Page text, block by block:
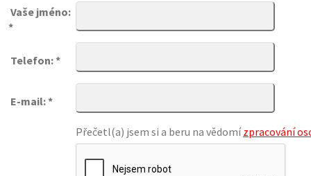
Vaše jméno:
*
Telefon: *
E-mail: *
Přečetl(a) jsem si a beru na vědomízpracování